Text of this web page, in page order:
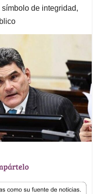
de integridad,